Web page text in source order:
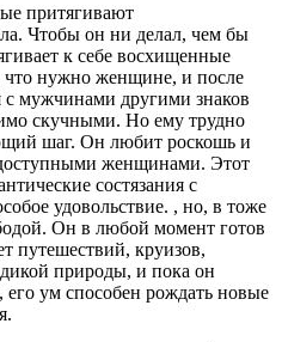
притягивают
Чтобы он ни делал, чем бы
к себе восхищенные
что нужно женщине, и после
мужчинами другими знаков
скучными. Но ему трудно
шаг. Он любит роскошь и
женщинами. Этот
состязания с
удовольствие. , но, в тоже
Он в любой момент готов
путешествий, круизов,
природы, и пока он
его ум способен рождать новые